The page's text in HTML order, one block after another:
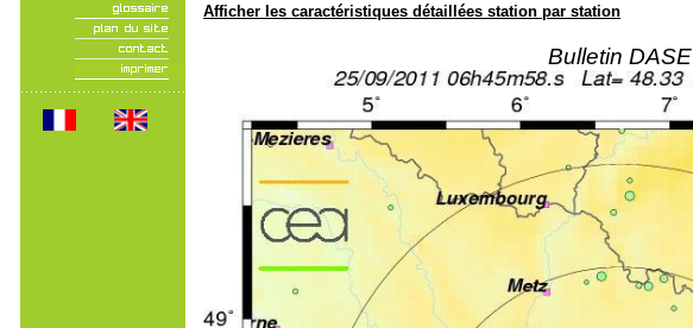
Afficher les caractéristiques détaillées station par station
Bulletin DASE